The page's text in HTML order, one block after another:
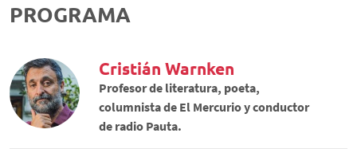
PROGRAMA
Cristián Warnken
Profesor de literatura, poeta,
columnista de El Mercurio y conductor
de radio Pauta.